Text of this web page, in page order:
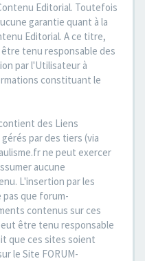
Editorial. Toutefois
garantie quant à la
Editorial. A ce titre,
tenu responsable des
par l'Utilisateur à
constituant le
des Liens
par des tiers (via
ne peut exercer
aucune
L'insertion par les
pas que forum-
contenus sur ces
être tenu responsable
que ces sites soient
le Site FORUM-